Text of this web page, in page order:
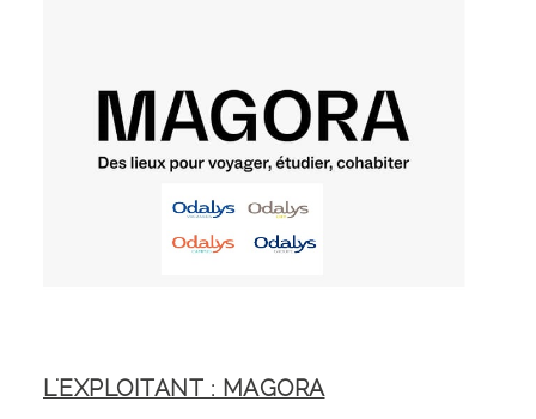
L'EXPLOITANT : MAGORA